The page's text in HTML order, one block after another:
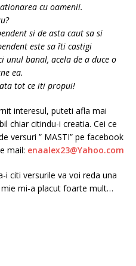
cu oamenii.
si de asta caut sa si
este sa îti castigi
unul banal, acela de a duce o
ea.
tot ce iti propui!
interesul, puteti afla mai
chiar citindu-i creatia. Cei ce
versuri ” MASTI” pe facebook
mail: enaalex23@Yahoo.com
i citi versurile va voi reda una
mi-a placut foarte mult…